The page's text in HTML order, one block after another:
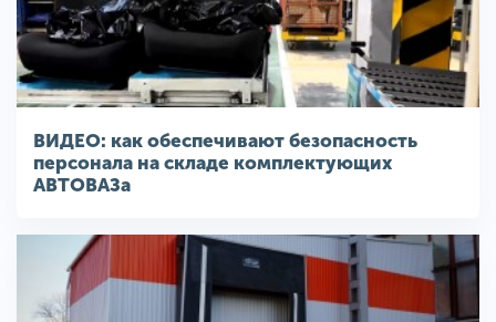
ВИДЕО: как обеспечивают безопасность
персонала на складе комплектующих
АВТОВАЗа